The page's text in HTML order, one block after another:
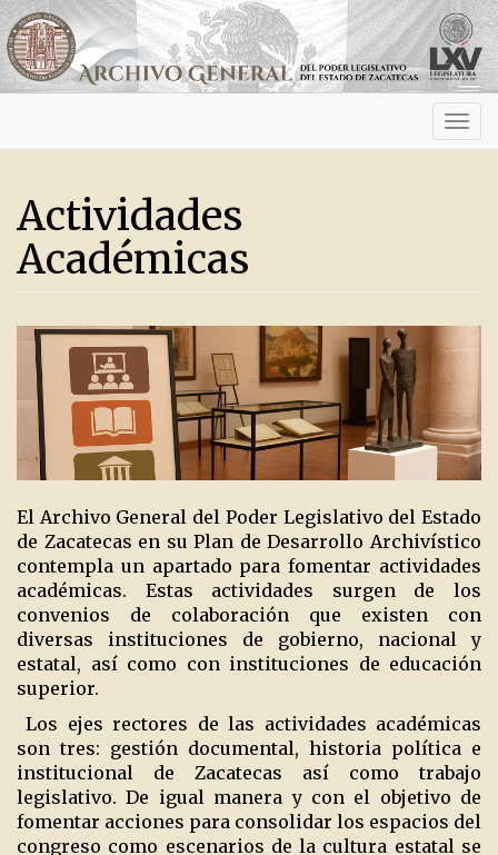
Actividades
Académicas
El Archivo General del Poder Legislativo del Estado
de Zacatecas en su Plan de Desarrollo Archivístico
contempla un apartado para fomentar actividades
académicas. Estas actividades surgen de los
convenios de colaboración que existen con
diversas instituciones de gobierno, nacional y
estatal, así como con instituciones de educación
superior.
Los ejes rectores de las actividades académicas
son tres: gestión documental, historia política e
institucional de Zacatecas así como trabajo
legislativo. De igual manera y con el objetivo de
fomentar acciones para consolidar los espacios del
congreso como escenarios de la cultura estatal se